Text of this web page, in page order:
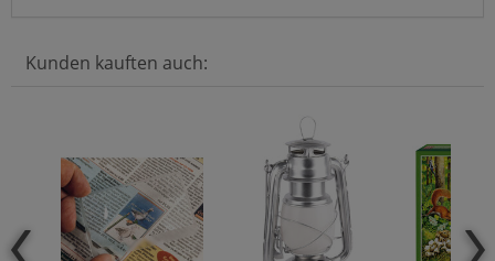
Kunden kauften auch: